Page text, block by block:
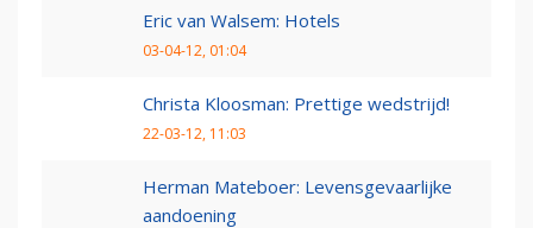
Eric van Walsem: Hotels
03-04-12, 01:04
Christa Kloosman: Prettige wedstrijd!
22-03-12, 11:03
Herman Mateboer: Levensgevaarlijke
aandoening